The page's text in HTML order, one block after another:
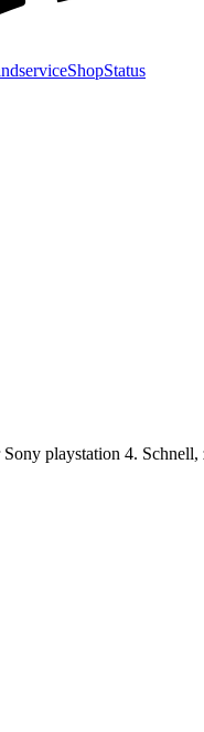
ShopStatus
Sony playstation 4. Schnell,